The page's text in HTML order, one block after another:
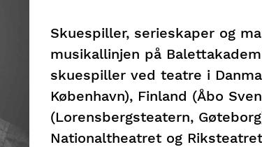
Skuespiller, serieskaper og
musikallinjen på
skuespiller ved teatre i
København), Finland (Åbo
(Lorensbergsteatern,
Nationaltheatret og